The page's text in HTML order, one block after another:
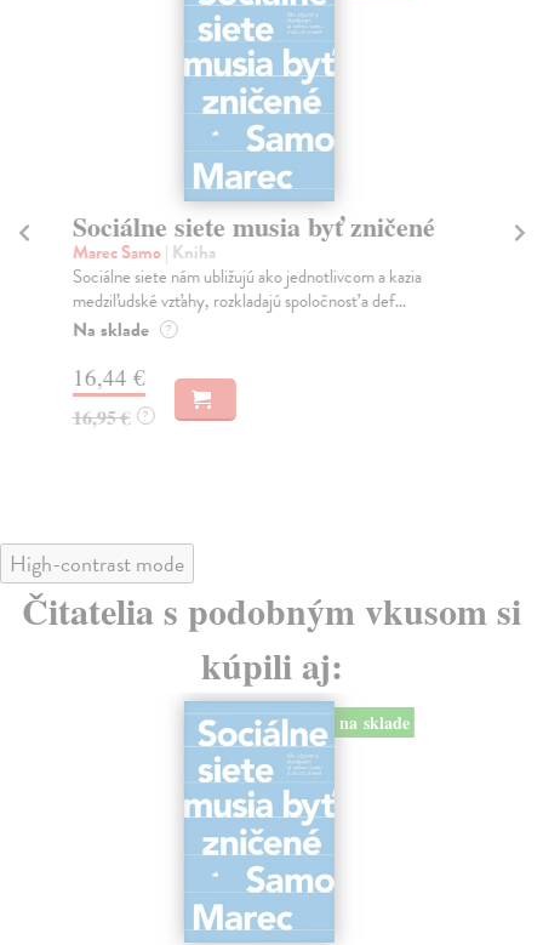
Sociálne siete musia byť zničené
Marec Samo| Kniha
Sociálne siete nám ubližujú ako jednotlivcom a kazia
medziľudské vzťahy, rozkladajú spoločnosť a def...
Na sklade ?
16,44 €
16,95 € ?
High-contrast mode
Čitatelia s podobným vkusom si
kúpili aj:
na sklade